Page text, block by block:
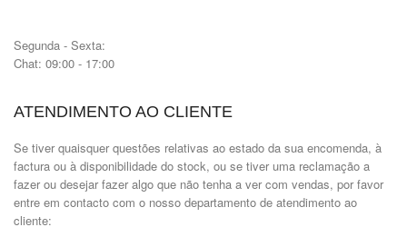
Segunda - Sexta:
Chat: 09:00 - 17:00
ATENDIMENTO AO CLIENTE
Se tiver quaisquer questões relativas ao estado da sua encomenda, à
factura ou à disponibilidade do stock, ou se tiver uma reclamação a
fazer ou desejar fazer algo que não tenha a ver com vendas, por favor
entre em contacto com o nosso departamento de atendimento ao
cliente: